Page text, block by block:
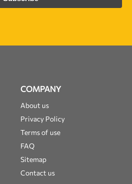
COMPANY
About us
Privacy Policy
Terms of use
FAQ
Sitemap
Contact us